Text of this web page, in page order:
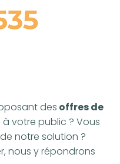
des offres de
votre public ? Vous
notre solution ?
nous y répondrons